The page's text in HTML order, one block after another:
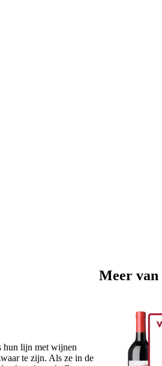
hun lijn met wijnen
te zijn. Als ze in de
Meer